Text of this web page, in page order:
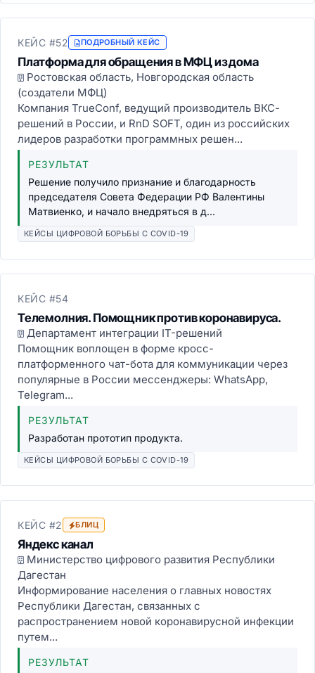
КЕЙС #52 ПОДРОБНЫЙ КЕЙС
Платформа для обращения в МФЦ из дома
Ростовская область, Новгородская область
(создатели МФЦ)
Компания TrueConf, ведущий производитель ВКС-
решений в России, и RnD SOFT, один из российских
лидеров разработки программных решен...
РЕЗУЛЬТАТ
Решение получило признание и благодарность
председателя Совета Федерации РФ Валентины
Матвиенко, и начало внедряться в д...
КЕЙСЫ ЦИФРОВОЙ БОРЬБЫ С COVID-19
КЕЙС #54
Телемолния. Помощник против коронавируса.
Департамент интеграции IT-решений
Помощник воплощен в форме кросс-
платформенного чат-бота для коммуникации через
популярные в России мессенджеры: WhatsApp,
Telegram...
РЕЗУЛЬТАТ
Разработан прототип продукта.
КЕЙСЫ ЦИФРОВОЙ БОРЬБЫ С COVID-19
КЕЙС #2 БЛИЦ
Яндекс канал
Министерство цифрового развития Республики
Дагестан
Информирование населения о главных новостях
Республики Дагестан, связанных с
распространением новой коронавирусной инфекции
путем...
РЕЗУЛЬТАТ